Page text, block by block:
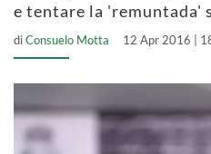
e tentare la 'remuntada'
diConsuelo Motta 12 Apr 2016 |